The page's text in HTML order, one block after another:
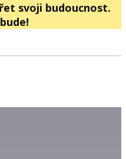
svoji budoucnost.